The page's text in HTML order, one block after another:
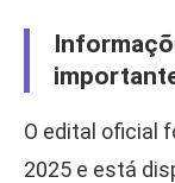
O edital oficial
2025 e está